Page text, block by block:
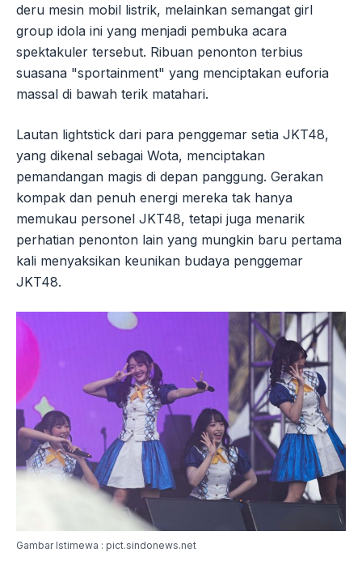
deru mesin mobil listrik, melainkan semangat girl
group idola ini yang menjadi pembuka acara
spektakuler tersebut. Ribuan penonton terbius
suasana "sportainment" yang menciptakan euforia
massal di bawah terik matahari.
Lautan lightstick dari para penggemar setia JKT48,
yang dikenal sebagai Wota, menciptakan
pemandangan magis di depan panggung. Gerakan
kompak dan penuh energi mereka tak hanya
memukau personel JKT48, tetapi juga menarik
perhatian penonton lain yang mungkin baru pertama
kali menyaksikan keunikan budaya penggemar
JKT48.
Gambar Istimewa : pict.sindonews.net